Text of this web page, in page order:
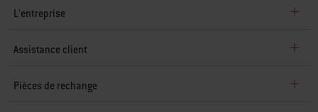
L'entreprise
Assistance client
Pièces de rechange